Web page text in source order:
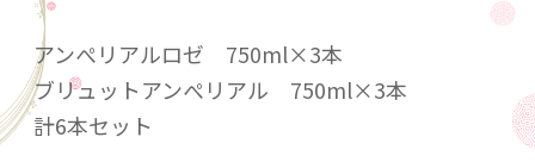
アンぺリアルロゼ 750ml×3本
ブリュットアンぺリアル 750ml×3本
計6本セット